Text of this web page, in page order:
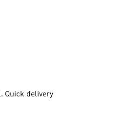
Quick delivery